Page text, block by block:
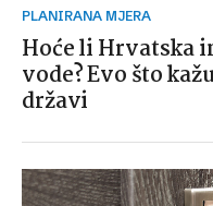
PLANIRANA MJERA
Hoće li Hrvatska
vode? Evo što
državi